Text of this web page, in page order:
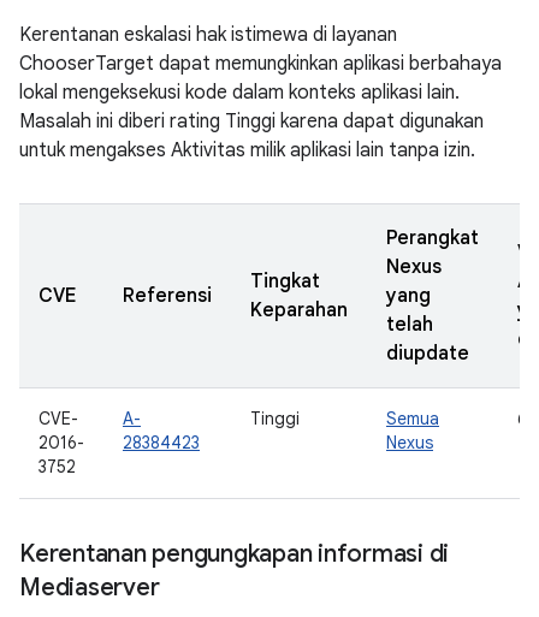
Kerentanan eskalasi hak istimewa di layanan
ChooserTarget dapat memungkinkan aplikasi berbahaya
lokal mengeksekusi kode dalam konteks aplikasi lain.
Masalah ini diberi rating Tinggi karena dapat digunakan
untuk mengakses Aktivitas milik aplikasi lain tanpa izin.
CVE Referensi
Tingkat
Keparahan
Perangkat
Nexus
yang
telah
diupdate
CVE-
2016-
3752
A-
28384423
Tinggi
Semua
Nexus
Kerentanan pengungkapan informasi di
Mediaserver